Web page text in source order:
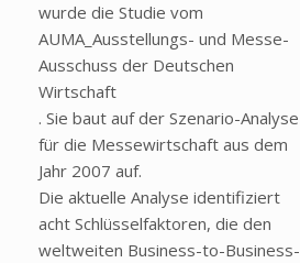
wurde die Studie vom
AUMA_Ausstellungs- und Messe-
Ausschuss der Deutschen
Wirtschaft
. Sie baut auf der Szenario-Analyse
für die Messewirtschaft aus dem
Jahr 2007 auf.
Die aktuelle Analyse identifiziert
acht Schlüsselfaktoren, die den
weltweiten Business-to-Business-